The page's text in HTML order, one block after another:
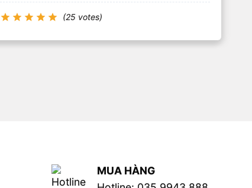
(25 votes)
MUA HÀNG